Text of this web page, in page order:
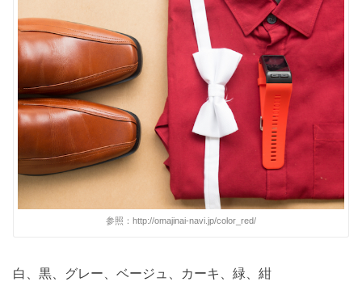
参照：http://omajinai-navi.jp/color_red/
白、黒、グレー、ベージュ、カーキ、緑、紺